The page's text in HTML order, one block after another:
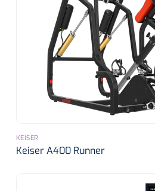
Mepilex® Ag - 20 x 50 cm - 2 st
KEISER
Keiser A400 Runner